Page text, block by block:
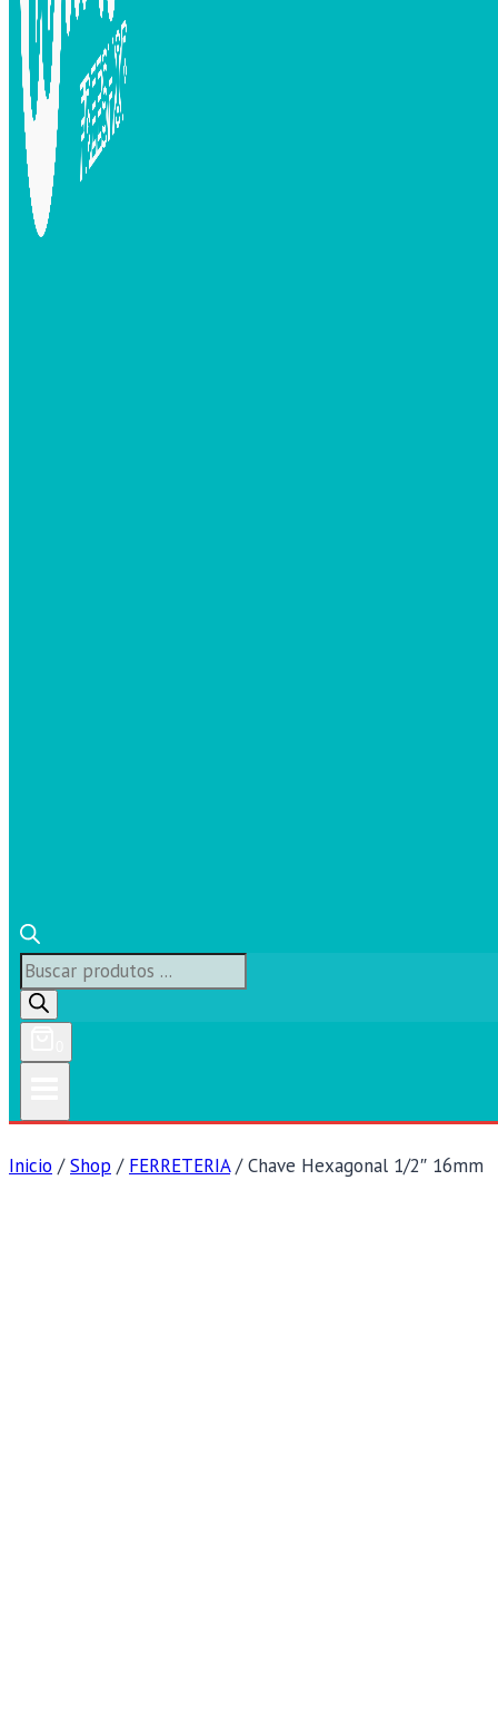
Búsqueda
de
productos
Inicio / Shop / FERRETERIA / Chave Hexagonal 1/2″ 16mm